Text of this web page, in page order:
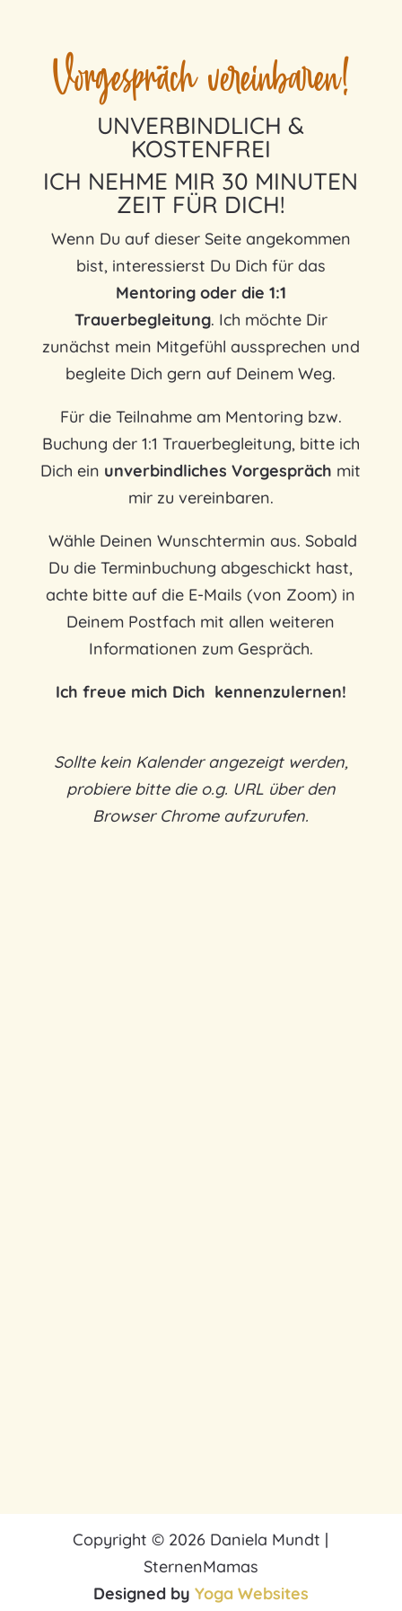
Vorgespräch vereinbaren!
UNVERBINDLICH &
KOSTENFREI
ICH NEHME MIR 30 MINUTEN
ZEIT FÜR DICH!
Wenn Du auf dieser Seite angekommen
bist, interessierst Du Dich für das
Mentoring oder die 1:1
Trauerbegleitung. Ich möchte Dir
zunächst mein Mitgefühl aussprechen und
begleite Dich gern auf Deinem Weg.
Für die Teilnahme am Mentoring bzw.
Buchung der 1:1 Trauerbegleitung, bitte ich
Dich ein unverbindliches Vorgespräch mit
mir zu vereinbaren.
Wähle Deinen Wunschtermin aus. Sobald
Du die Terminbuchung abgeschickt hast,
achte bitte auf die E-Mails (von Zoom) in
Deinem Postfach mit allen weiteren
Informationen zum Gespräch.
Ich freue mich Dich kennenzulernen!
Sollte kein Kalender angezeigt werden,
probiere bitte die o.g. URL über den
Browser Chrome aufzurufen.
Copyright © 2026 Daniela Mundt |
SternenMamas
Designed by Yoga Websites